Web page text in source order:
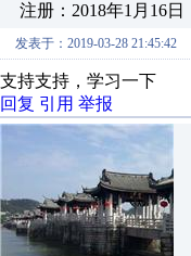
注册：2018年1月16日
发表于：2019-03-28 21:45:42
支持支持，学习一下
回复 引用 举报